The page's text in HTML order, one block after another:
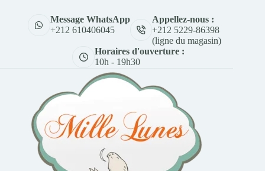
Message WhatsApp
+212 610406045
Appellez-nous :
+212 5229-86398
(ligne du magasin)
Horaires d'ouverture :
10h - 19h30